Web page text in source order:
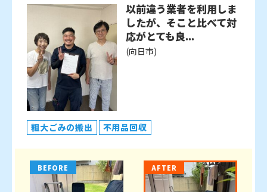
以前違う業者を利用しま
したが、そこと比べて対
応がとても良...
(向日市)
粗大ごみの搬出 不用品回収
BEFORE AFTER